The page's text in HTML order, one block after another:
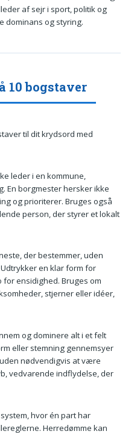
af sejr i sport, politik og
dominans og styring.
10 bogstaver
til dit krydsord med
leder i en kommune,
En borgmester hersker ikke
og prioriterer. Bruges også
person, der styrer et lokalt
der bestemmer, uden
en klar form for
ensidighed. Bruges om
stjerner eller idéer,
og dominere alt i et felt
eller stemning gennemsyer
nødvendigvis at være
vedvarende indflydelse, der
hvor én part har
Herredømme kan